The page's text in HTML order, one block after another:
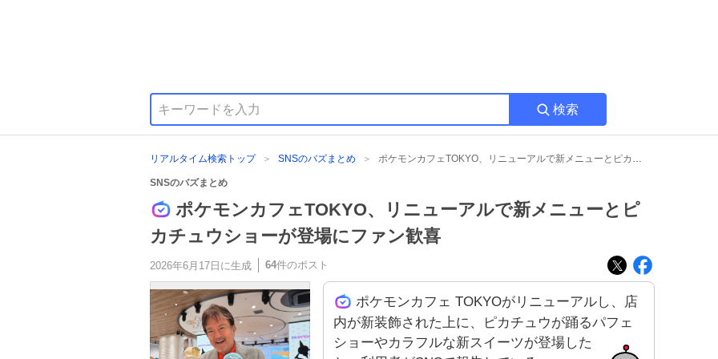
検索
リアルタイム検索トップ SNSのバズまとめ ポケモンカフェTOKYO、リニューアルで新メニューとピカチュウショーが登場にファン歓喜
SNSのバズまとめ
ポケモンカフェTOKYO、リニューアルで新メニューとピ
カチュウショーが登場にファン歓喜
2026年6月17日 に生成 64件のポスト
ポケモンカフェ TOKYOがリニューアルし、店
内が新装飾された上に、ピカチュウが踊るパフェ
ショーやカラフルな新スイーツが登場した